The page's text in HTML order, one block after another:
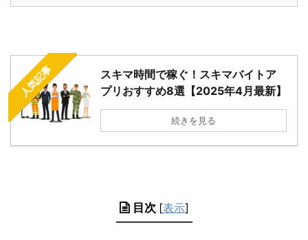
人気記事
スキマ時間で稼ぐ！スキマバイトア
プリおすすめ8選【2025年4月最新】
続きを見る
目次 [表示]